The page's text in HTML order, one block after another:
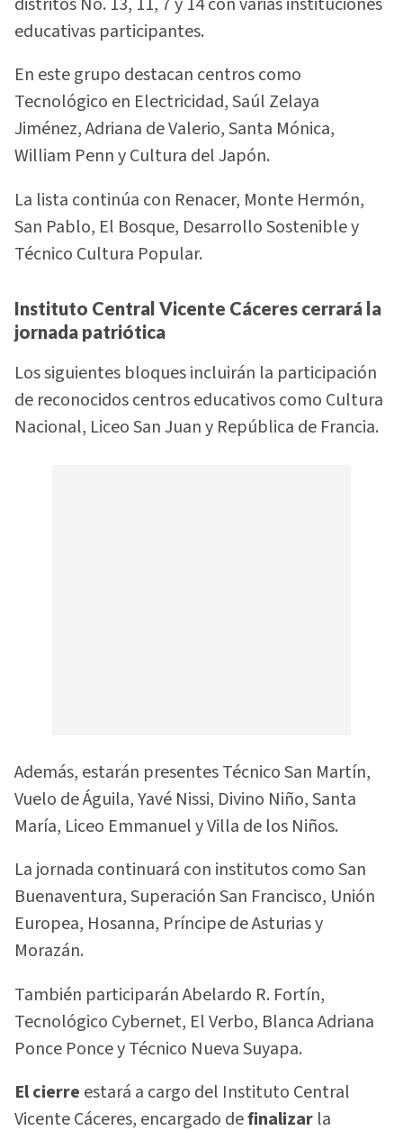
educativas participantes.
En este grupo destacan centros como
Tecnológico en Electricidad, Saúl Zelaya
Jiménez, Adriana de Valerio, Santa Mónica,
William Penn y Cultura del Japón.
La lista continúa con Renacer, Monte Hermón,
San Pablo, El Bosque, Desarrollo Sostenible y
Técnico Cultura Popular.
Instituto Central Vicente Cáceres cerrará la
jornada patriótica
Los siguientes bloques incluirán la participación
de reconocidos centros educativos como Cultura
Nacional, Liceo San Juan y República de Francia.
Además, estarán presentes Técnico San Martín,
Vuelo de Águila, Yavé Nissi, Divino Niño, Santa
María, Liceo Emmanuel y Villa de los Niños.
La jornada continuará con institutos como San
Buenaventura, Superación San Francisco, Unión
Europea, Hosanna, Príncipe de Asturias y
Morazán.
También participarán Abelardo R. Fortín,
Tecnológico Cybernet, El Verbo, Blanca Adriana
Ponce Ponce y Técnico Nueva Suyapa.
El cierre estará a cargo del Instituto Central
Vicente Cáceres, encargado definalizar la